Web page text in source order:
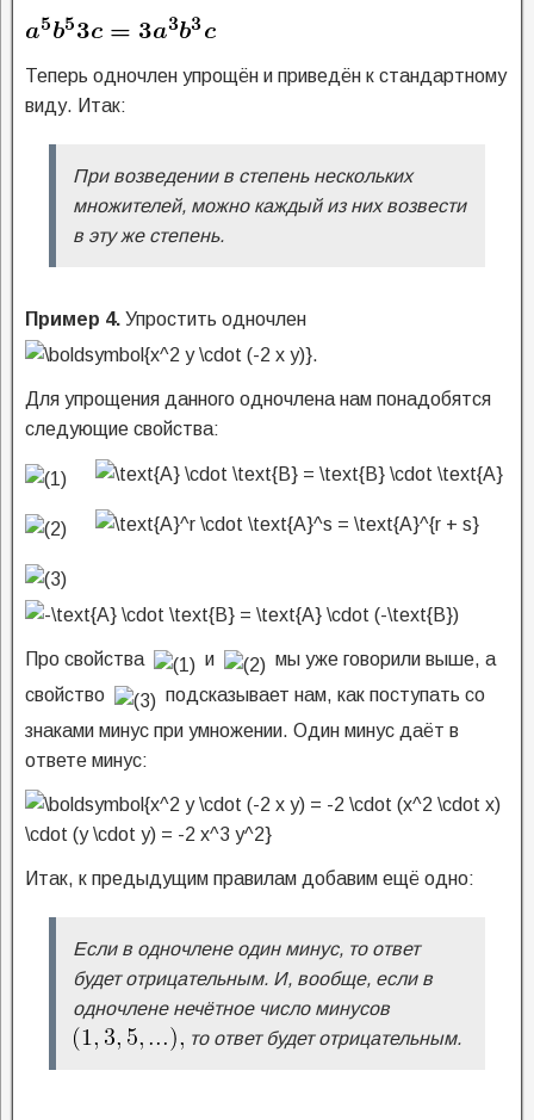
Теперь одночлен упрощён и приведён к стандартному
виду. Итак:
При возведении в степень нескольких
множителей, можно каждый из них возвести
в эту же степень.
Пример 4. Упростить одночлен
Для упрощения данного одночлена нам понадобятся
следующие свойства:
Про свойства и
мы уже говорили выше, а
свойство
подсказывает нам, как поступать со
знаками минус при умножении. Один минус даёт в
ответе минус:
Итак, к предыдущим правилам добавим ещё одно:
Если в одночлене один минус, то ответ
будет отрицательным. И, вообще, если в
одночлене нечётное число минусов
то ответ будет отрицательным.